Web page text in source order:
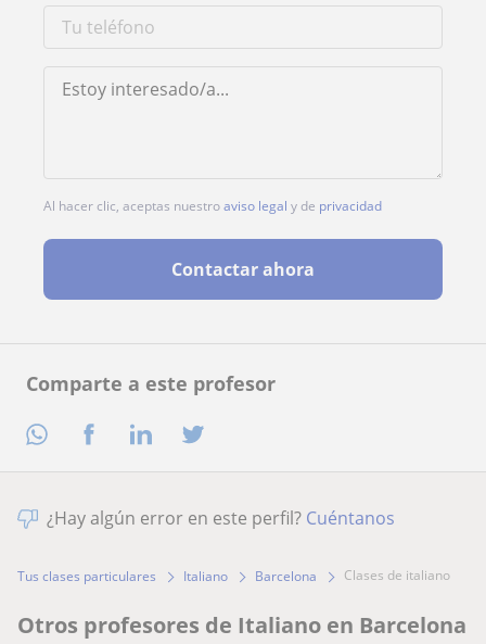
Comparte a este profesor
Al hacer clic, aceptas nuestroaviso legal y de privacidad
Contactar ahora
¿Hay algún error en este perfil? Cuéntanos
Tus clases particulares Italiano Barcelona clases de italiano
Otros profesores de Italiano en Barcelona